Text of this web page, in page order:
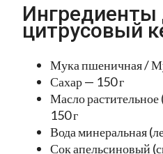
Ингредиенты
цитрусовый
Мука пшеничная /
Сахар — 150 г
Масло
150 г
Вода минеральная
Сок апельсиновый